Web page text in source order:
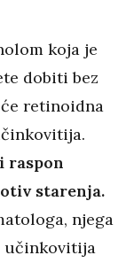
koja je
dobiti bez
će retinoidna
raspon
starenja.
njega
učinkovitija